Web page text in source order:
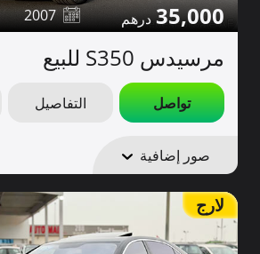
35,000
2007
مرسيدس S350 للبيع
تواصل التفاصيل
صور إضافية
لارج